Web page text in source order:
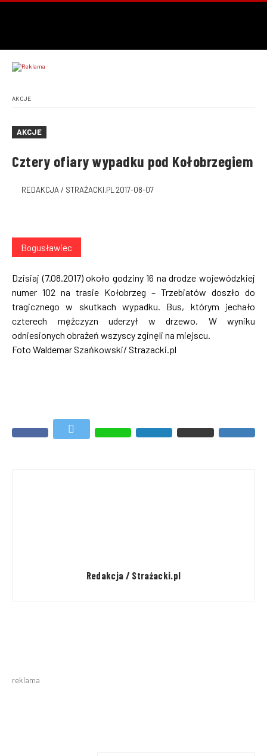
AKCJE
AKCJE
Cztery ofiary wypadku pod Kołobrzegiem
REDAKCJA / STRAŻACKI.PL 2017-08-07
Bogusławiec
Dzisiaj (7.08.2017) około godziny 16 na drodze wojewódzkiej
numer 102 na trasie Kołobrzeg – Trzebiatów doszło do
tragicznego w skutkach wypadku. Bus, którym jechało
czterech mężczyzn uderzył w drzewo. W wyniku
odniesionych obrażeń wszyscy zginęli na miejscu.
Foto Waldemar Szańkowski/ Strazacki.pl
Redakcja / Strażacki.pl
reklama